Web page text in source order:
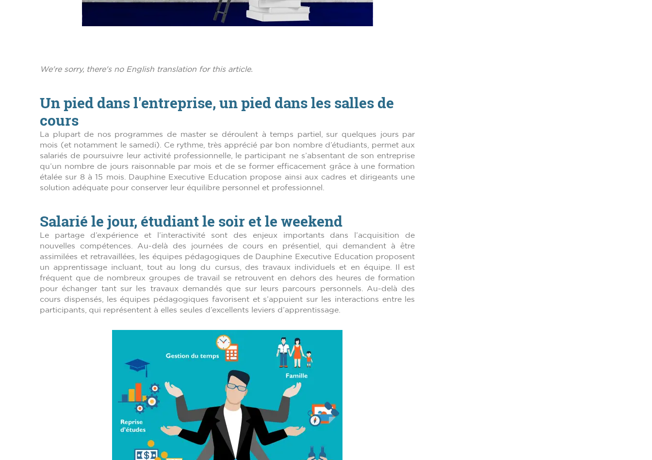
We're sorry, there's no English translation for this article.
Un pied dans l'entreprise, un pied dans les salles de
cours
La plupart de nos programmes de master se déroulent à temps partiel, sur quelques jours par
mois (et notamment le samedi). Ce rythme, très apprécié par bon nombre d’étudiants, permet aux
salariés de poursuivre leur activité professionnelle, le participant ne s’absentant de son entreprise
qu’un nombre de jours raisonnable par mois et de se former efficacement grâce à une formation
étalée sur 8 à 15 mois. Dauphine Executive Education propose ainsi aux cadres et dirigeants une
solution adéquate pour conserver leur équilibre personnel et professionnel.
Salarié le jour, étudiant le soir et le weekend
Le partage d’expérience et l’interactivité sont des enjeux importants dans l’acquisition de
nouvelles compétences. Au-delà des journées de cours en présentiel, qui demandent à être
assimilées et retravaillées,
les équipes pédagogiques de Dauphine Executive Education proposent
un apprentissage incluant, tout au long du cursus, des travaux individuels et en équipe. Il est
fréquent que de nombreux groupes de travail se retrouvent en dehors des heures de formation
pour échanger tant sur les travaux demandés que sur leurs parcours personnels. Au-delà des
cours dispensés, les équipes pédagogiques favorisent et s’appuient sur les interactions entre les
participants, qui représentent à elles seules d’excellents leviers d’apprentissage.